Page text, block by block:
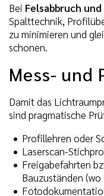
Bei Felsabbruch
Spalttechnik,
zu minimieren und
schonen.
Mess- und
Damit das
sind pragmatische
Profillehren oder
Laserscan-
Freigabefahrten
Bauzuständen (wo